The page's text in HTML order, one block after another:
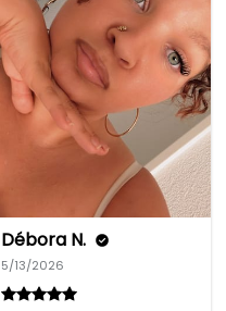
Débora N.
5/13/2026